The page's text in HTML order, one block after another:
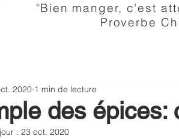
"Bien manger, c'est
Proverbe
des épices:
2020 1 min de lecture
: 23 oct. 2020